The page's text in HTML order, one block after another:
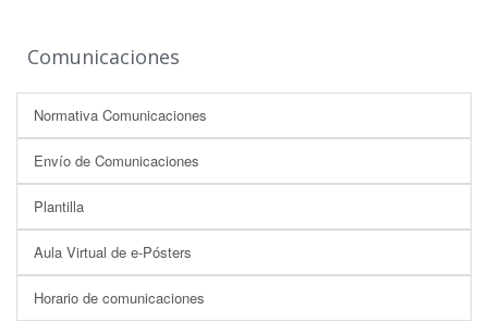
Comunicaciones
Normativa Comunicaciones
Envío de Comunicaciones
Plantilla
Aula Virtual de e-Pósters
Horario de comunicaciones